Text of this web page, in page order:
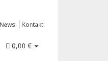
News Kontakt
0,00 €